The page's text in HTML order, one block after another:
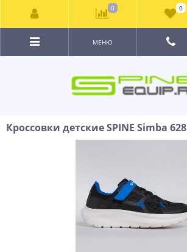
МЕНЮ
Кроссовки детские SPINE Simba 628
0 0